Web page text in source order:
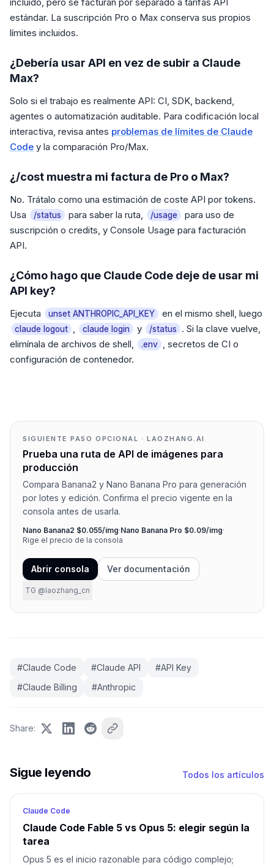
estándar. La suscripción Pro o Max conserva sus propios
límites incluidos.
¿Debería usar API en vez de subir a Claude
Max?
Solo si el trabajo es realmente API: CI, SDK, backend,
agentes o automatización auditable. Para codificación local
interactiva, revisa antes problemas de límites de Claude
Code y la comparación Pro/Max.
¿/cost muestra mi factura de Pro o Max?
No. Trátalo como una estimación de coste API por tokens.
Usa
/status para saber la ruta, /usage
para uso de
suscripción o credits, y Console Usage para facturación
API.
¿Cómo hago que Claude Code deje de usar mi
API key?
Ejecuta unset ANTHROPIC_API_KEY en el mismo shell, luego
claude logout , claude login y /status
. Si la clave vuelve,
elimínala de archivos de shell,
.env , secretos de CI o
configuración de contenedor.
SIGUIENTE PASO OPCIONAL · LAOZHANG.AI
Prueba una ruta de API de imágenes para
producción
Compara Banana2 y Nano Banana Pro para generación
por lotes y edición. Confirma el precio vigente en la
consola antes de usarla.
Nano Banana2 $0.055/img·Nano Banana Pro $0.09/img·
Rige el precio de la consola
Abrir consola Ver documentación
TG @laozhang_cn
#Claude Code #Claude API #API Key
#Claude Billing #Anthropic
Share:
Sigue leyendo Todos los artículos
Claude Code
Claude Code Fable 5 vs Opus 5: elegir según la
tarea
Opus 5 es el inicio razonable para código complejo;